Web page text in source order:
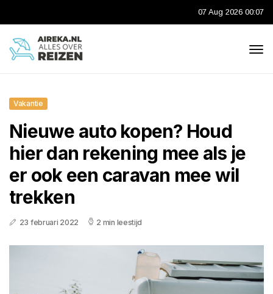
07 Aug 2026 00:07
Vakantie
Nieuwe auto kopen? Houd
hier dan rekening mee als je
er ook een caravan mee wil
trekken
23 februari 2022 2 min leestijd